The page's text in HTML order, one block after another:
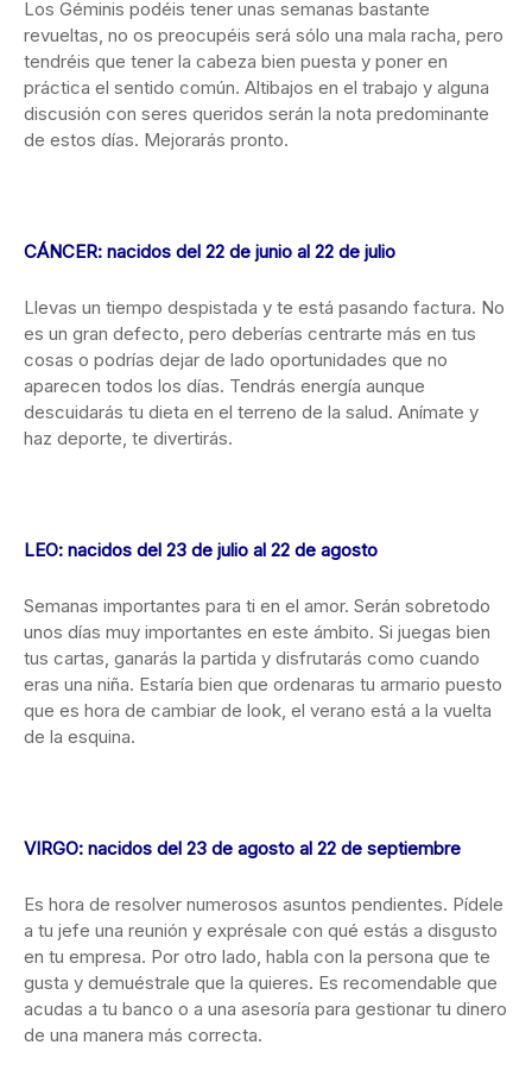
Los Géminis podéis tener unas semanas bastante
revueltas, no os preocupéis será sólo una mala racha, pero
tendréis que tener la cabeza bien puesta y poner en
práctica el sentido común. Altibajos en el trabajo y alguna
discusión con seres queridos serán la nota predominante
de estos días. Mejorarás pronto.
CÁNCER: nacidos del 22 de junio al 22 de julio
Llevas un tiempo despistada y te está pasando factura. No
es un gran defecto, pero deberías centrarte más en tus
cosas o podrías dejar de lado oportunidades que no
aparecen todos los días. Tendrás energía aunque
descuidarás tu dieta en el terreno de la salud. Anímate y
haz deporte, te divertirás.
LEO: nacidos del 23 de julio al 22 de agosto
Semanas importantes para ti en el amor. Serán sobretodo
unos días muy importantes en este ámbito. Si juegas bien
tus cartas, ganarás la partida y disfrutarás como cuando
eras una niña. Estaría bien que ordenaras tu armario puesto
que es hora de cambiar de look, el verano está a la vuelta
de la esquina.
VIRGO: nacidos del 23 de agosto al 22 de septiembre
Es hora de resolver numerosos asuntos pendientes. Pídele
a tu jefe una reunión y exprésale con qué estás a disgusto
en tu empresa. Por otro lado, habla con la persona que te
gusta y demuéstrale que la quieres. Es recomendable que
acudas a tu banco o a una asesoría para gestionar tu dinero
de una manera más correcta.